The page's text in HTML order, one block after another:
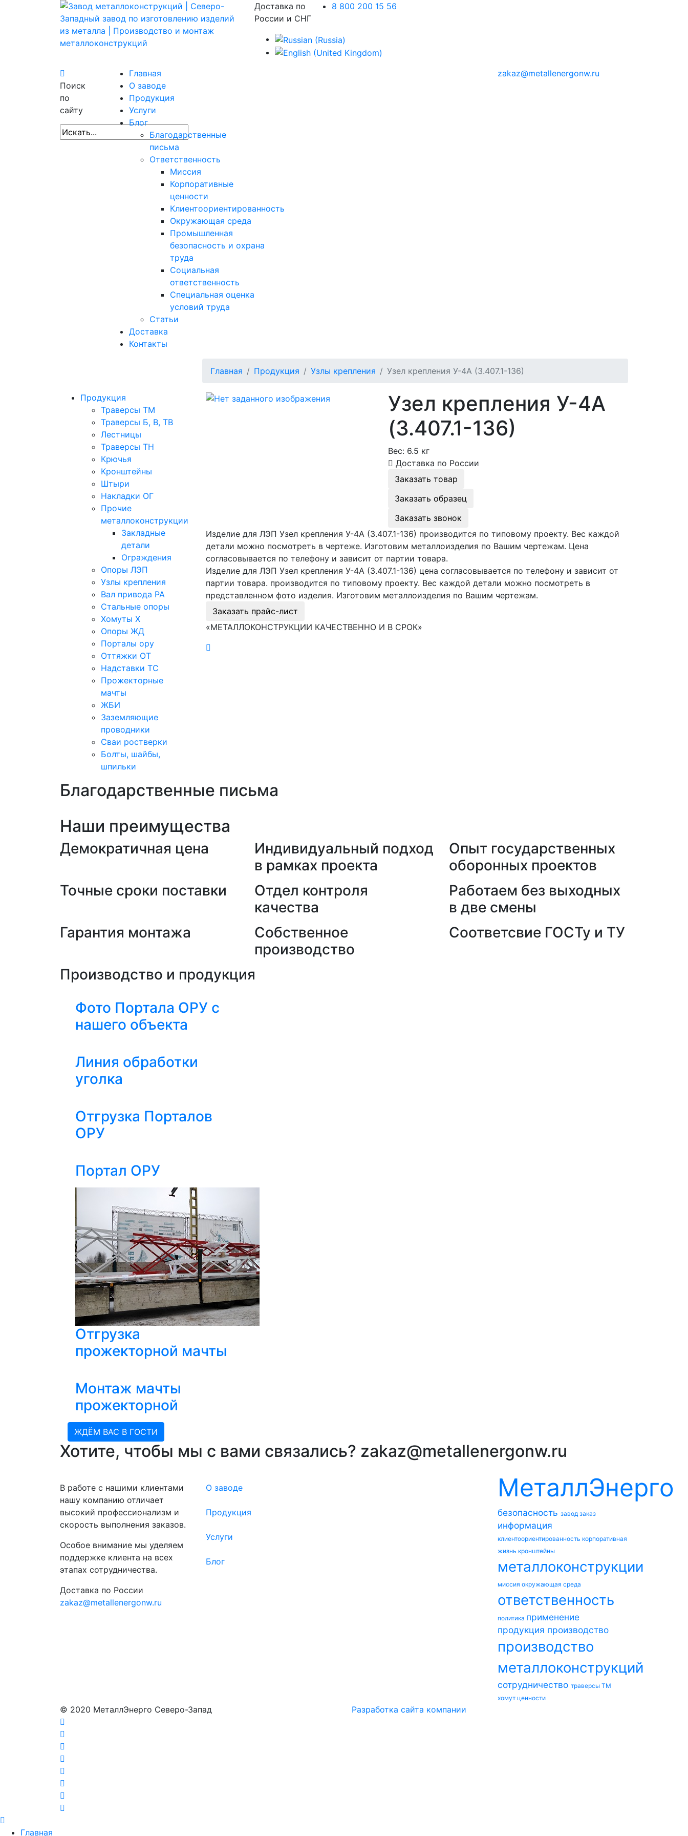
Доставка по
России и СНГ
8 800 200 15 56
Поиск
по
сайту
Главная
О заводе
Продукция
Услуги
Блог
Благодарственные
письма
Ответственность
Миссия
Корпоративные
ценности
Клиентоориентированность
Окружающая среда
Промышленная
безопасность и охрана
труда
Социальная
ответственность
Специальная оценка
условий труда
Статьи
Доставка
Контакты
zakaz@metallenergonw.ru
Главная Продукция Узлы крепления Узел крепления У-4А (3.407.1-136)
Продукция
Траверсы ТМ
Траверсы Б, В, ТВ
Лестницы
Траверсы ТН
Крючья
Кронштейны
Штыри
Накладки ОГ
Прочие
металлоконструкции
Закладные
детали
Ограждения
Опоры ЛЭП
Узлы крепления
Вал привода РА
Стальные опоры
Хомуты Х
Опоры ЖД
Порталы ору
Оттяжки ОТ
Надставки ТС
Прожекторные
мачты
ЖБИ
Заземляющие
проводники
Сваи ростверки
Болты, шайбы,
шпильки
Узел крепления У-4А
(3.407.1-136)
Вес: 6.5 кг
Доставка по России
Заказать товар
Заказать образец
Заказать звонок
Изделие для ЛЭП Узел крепления У-4А (3.407.1-136) производится по типовому проекту. Вес каждой
детали можно посмотреть в чертеже. Изготовим металлоизделия по Вашим чертежам. Цена
согласовывается по телефону и зависит от партии товара.
Изделие для ЛЭП Узел крепления У-4А (3.407.1-136) цена согласовывается по телефону и зависит от
партии товара. производится по типовому проекту. Вес каждой детали можно посмотреть в
представленном фото изделия. Изготовим металлоизделия по Вашим чертежам.
Заказать прайс-лист
«МЕТАЛЛОКОНСТРУКЦИИ КАЧЕСТВЕННО И В СРОК»
Благодарственные письма
Наши преимущества
Демократичная цена
Индивидуальный подход
в рамках проекта
Опыт государственных
оборонных проектов
Точные сроки поставки
Отдел контроля
качества
Работаем без выходных
в две смены
Гарантия монтажа
Собственное
производство
Соответсвие ГОСТу и ТУ
Производство и продукция
Фото Портала ОРУ с
нашего объекта
Линия обработки
уголка
Отгрузка Порталов
ОРУ
Портал ОРУ
Отгрузка
прожекторной мачты
Монтаж мачты
прожекторной
ЖДЁМ ВАС В ГОСТИ
Хотите, чтобы мы с вами связались? zakaz@metallenergonw.ru
В работе с нашими клиентами
нашу компанию отличает
высокий профессионализм и
скорость выполнения заказов.
Особое внимание мы уделяем
поддержке клиента на всех
этапах сотрудничества.
Доставка по России
zakaz@metallenergonw.ru
О заводе
Продукция
Услуги
Блог
МеталлЭнерго
безопасность завод заказ
информация
клиентоориентированность корпоративная
жизнь кронштейны
металлоконструкции
миссия окружающая среда
ответственность
политика применение
продукция производство
производство
металлоконструкций
сотрудничество траверсы ТМ
хомут ценности
© 2020 МеталлЭнерго Северо-Запад Разработка сайта компании
Главная